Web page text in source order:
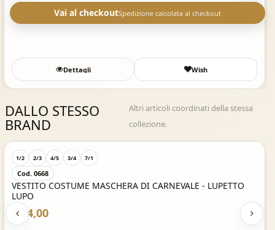
Vai al checkoutSpedizione calcolata al checkout
Dettagli Wish
DALLO STESSO
BRAND
Altri articoli coordinati della stessa
collezione.
Acquisto Veloce
1/2 2/3 4/5 3/4 7/1
Cod. 0668
VESTITO COSTUME MASCHERA DI CARNEVALE - LUPETTO
LUPO
€ 24,00